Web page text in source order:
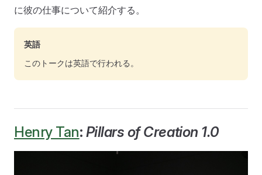
に彼の仕事について紹介する。
英語
このトークは英語で行われる。
Henry Tan: Pillars of Creation 1.0